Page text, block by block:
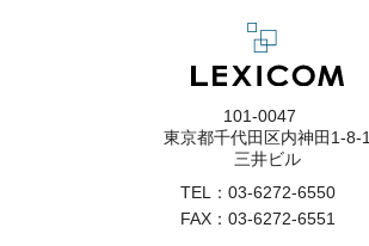
101-0047
東京都千代田区内神田1-8-1
三井ビル
TEL： 03-6272-6550
FAX：03-6272-6551